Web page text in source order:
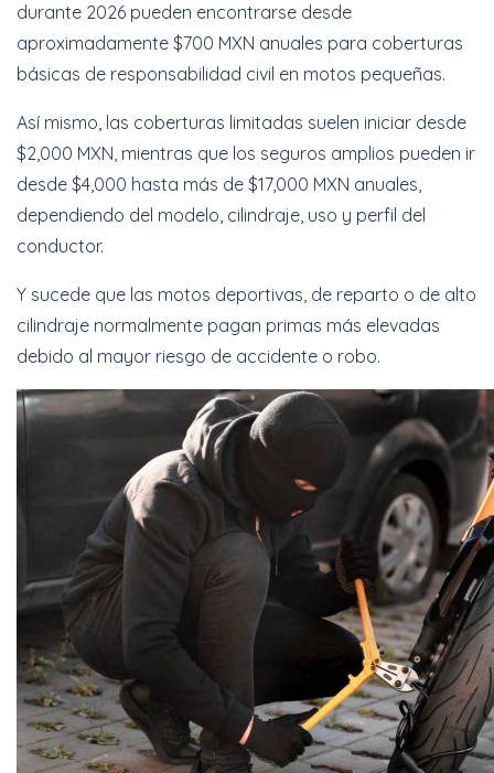
durante 2026 pueden encontrarse desde
aproximadamente $700 MXN anuales para coberturas
básicas de responsabilidad civil en motos pequeñas.
Así mismo, las coberturas limitadas suelen iniciar desde
$2,000 MXN, mientras que los seguros amplios pueden ir
desde $4,000 hasta más de $17,000 MXN anuales,
dependiendo del modelo, cilindraje, uso y perfil del
conductor.
Y sucede que las motos deportivas, de reparto o de alto
cilindraje normalmente pagan primas más elevadas
debido al mayor riesgo de accidente o robo.